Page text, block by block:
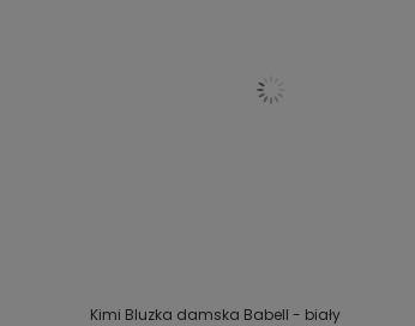
Kimi Bluzka damska Babell - biały